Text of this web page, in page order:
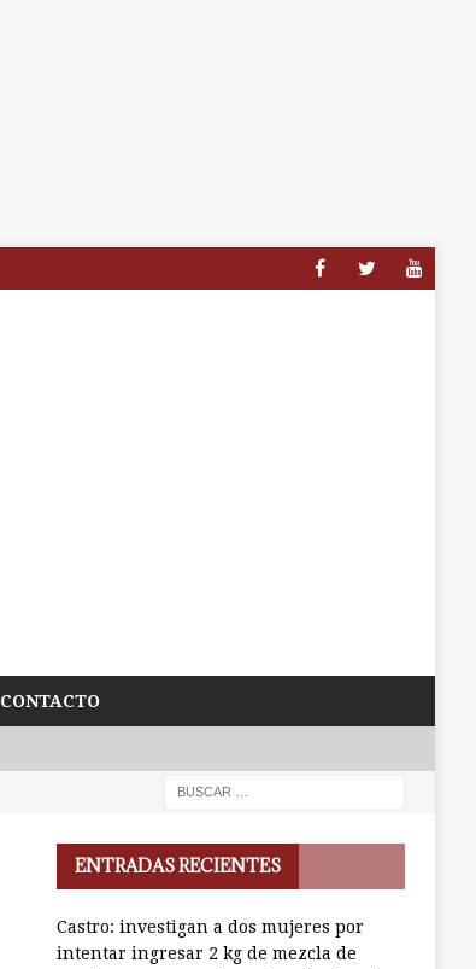
CONTACTO
ENTRADAS RECIENTES
Castro: investigan a dos mujeres por
intentar ingresar 2 kg de mezcla de